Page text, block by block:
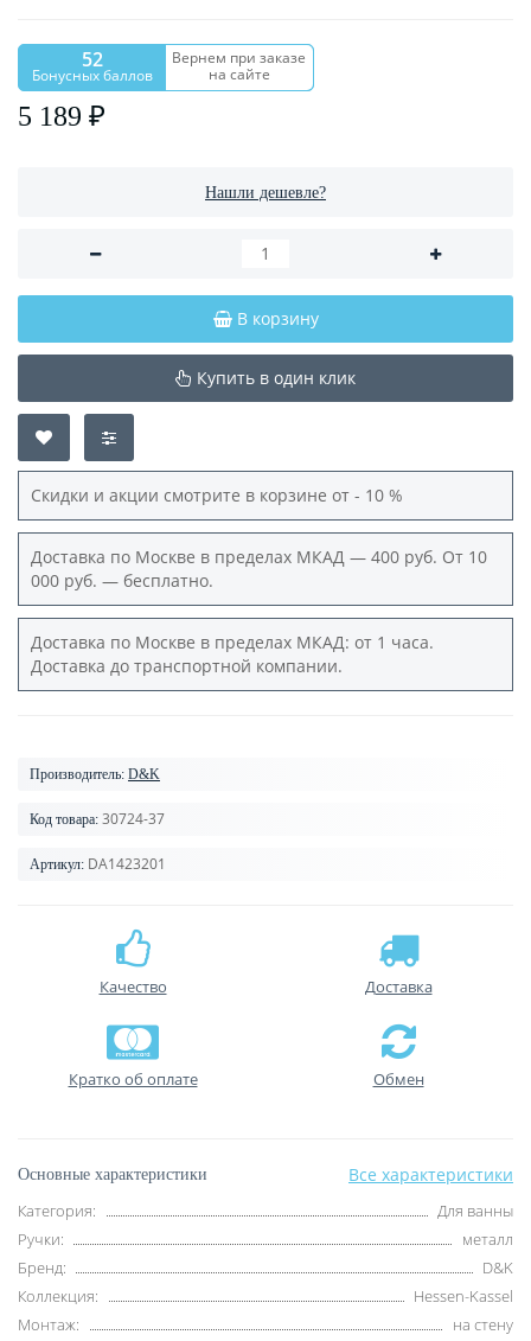
52
Бонусных баллов
Вернем при заказе
на сайте
5 189 ₽
Нашли дешевле?
В корзину
Купить в один клик
Скидки и акции смотрите в корзине от - 10 %
Доставка по Москве в пределах МКАД — 400 руб. От 10
000 руб. — бесплатно.
Доставка по Москве в пределах МКАД: от 1 часа.
Доставка до транспортной компании.
Производитель: D&K
Код товара: 30724-37
Артикул: DA1423201
Качество Доставка
Кратко об оплате Обмен
Основные характеристики Все характеристики
Категория:
Для ванны
Ручки:
металл
Бренд:
D&K
Коллекция:
Hessen-Kassel
Монтаж:
на стену